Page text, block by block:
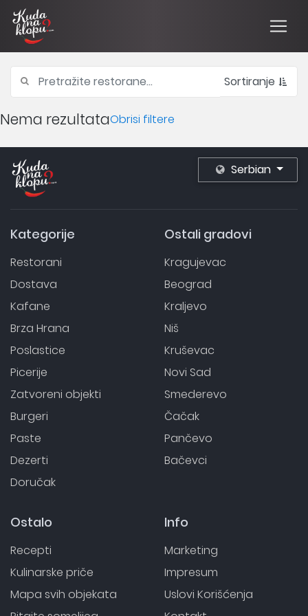
Sortiranje
Nema rezultataObrisi filtere
Serbian
Kategorije
Restorani
Dostava
Kafane
Brza Hrana
Poslastice
Picerije
Zatvoreni objekti
Burgeri
Paste
Dezerti
Doručak
Ostali gradovi
Kragujevac
Beograd
Kraljevo
Niš
Kruševac
Novi Sad
Smederevo
Čačak
Pančevo
Bačevci
Ostalo
Recepti
Kulinarske priče
Mapa svih objekata
Info
Marketing
Impresum
Uslovi Korišćenja